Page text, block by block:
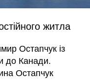
житла
Остапчук із
до Канади.
Остапчук